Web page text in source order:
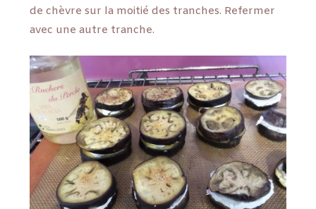
de chèvre sur la moitié des tranches. Refermer
avec une autre tranche.